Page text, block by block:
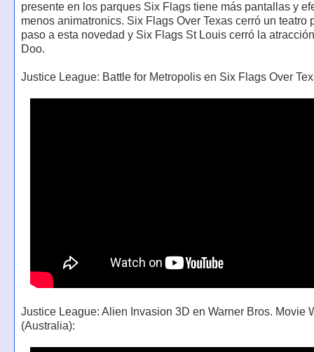
presente en los parques Six Flags tiene más pantallas y
menos animatronics. Six Flags Over Texas cerró un teatro
paso a esta novedad y Six Flags St Louis cerró la
Doo.
Justice League: Battle for Metropolis en Six Flags Over
Justice League: Alien Invasion 3D en Warner Bros. Movie
(Australia):